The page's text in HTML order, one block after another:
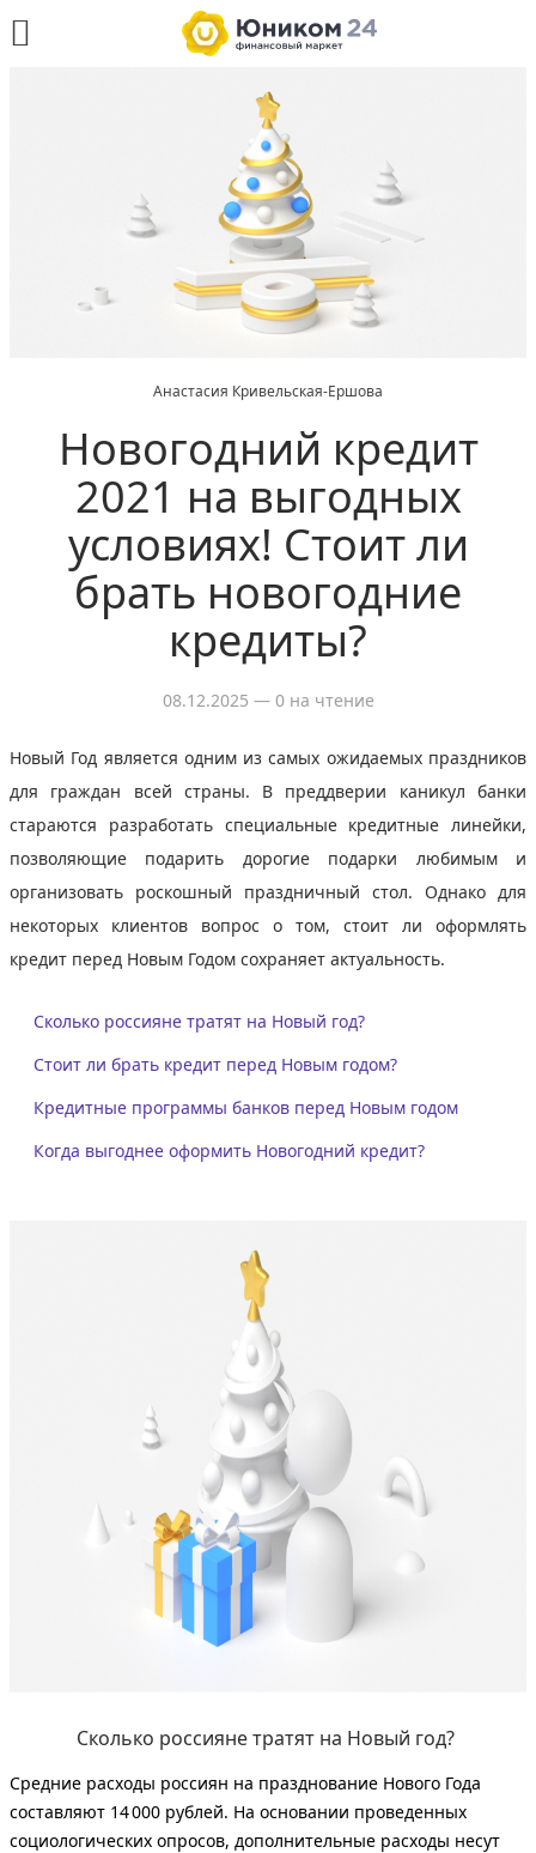
Анастасия Кривельская-Ершова
Новогодний кредит
2021 на выгодных
условиях! Стоит ли
брать новогодние
кредиты?
08.12.2025 — 0 на чтение
Новый Год является одним из самых ожидаемых праздников
для граждан всей страны. В преддверии каникул банки
стараются разработать специальные кредитные линейки,
позволяющие подарить дорогие подарки любимым и
организовать роскошный праздничный стол. Однако для
некоторых клиентов вопрос о том, стоит ли оформлять
кредит перед Новым Годом сохраняет актуальность.
Сколько россияне тратят на Новый год?
Стоит ли брать кредит перед Новым годом?
Кредитные программы банков перед Новым годом
Когда выгоднее оформить Новогодний кредит?
Сколько россияне тратят на Новый год?
Средние расходы россиян на празднование Нового Года
составляют 14 000 рублей. На основании проведенных
социологических опросов, дополнительные расходы несут